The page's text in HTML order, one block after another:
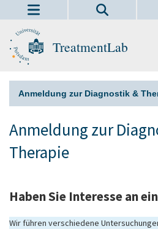
TreatmentLab
Anmeldung zur Diagnostik &
Anmeldung zur
Therapie
Haben Sie Interesse an
Wir führen verschiedene